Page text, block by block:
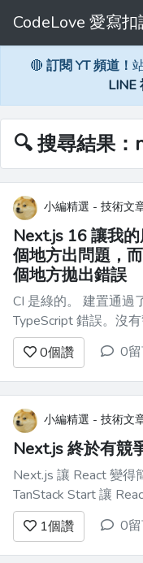
CodeLove 愛寫扣
🔴 訂閱 YT 頻道！
LINE
🔍 搜尋結果：
小編精選 - 技術文
Next.js 16 讓我
個地方出問題，
個地方拋出錯誤
CI 是綠的。 建置通過了。沒有
TypeScript 錯誤。沒
都很乾淨。我按下部署
回來後打開 staging，
了，而且壞得毫無道
作用。lint 在建置流程
條 API 路由在第一次
錯。我兩週前寫的...
0個讚 0
小編精選 - 技術文
Next.js 終於有競
Next.js 讓 React 變得
TanStack Start 讓
React 的活力。 如果你正在為2026年2
月的一個實際專案選
篇文章正是我夢寐以
1個讚 0